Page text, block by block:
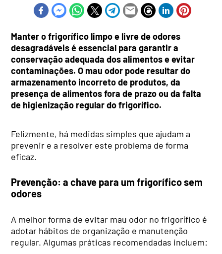
Manter o frigorífico limpo e livre de odores
desagradáveis é essencial para garantir a
conservação adequada dos alimentos e evitar
contaminações. O mau odor pode resultar do
armazenamento incorreto de produtos, da
presença de alimentos fora de prazo ou da falta
de higienização regular do frigorífico.
Felizmente, há medidas simples que ajudam a
prevenir e a resolver este problema de forma
eficaz.
Prevenção: a chave para um frigorífico sem
odores
A melhor forma de evitar mau odor no frigorífico é
adotar hábitos de organização e manutenção
regular. Algumas práticas recomendadas incluem: